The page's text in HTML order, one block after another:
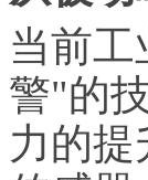
当前
警"的
力的